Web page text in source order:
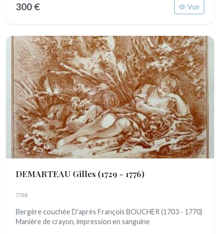
300 € Voir
DEMARTEAU Gilles (1729 - 1776)
7768
Bergère couchée D'après François BOUCHER (1703 - 1770)
Manière de crayon, impression en sanguine